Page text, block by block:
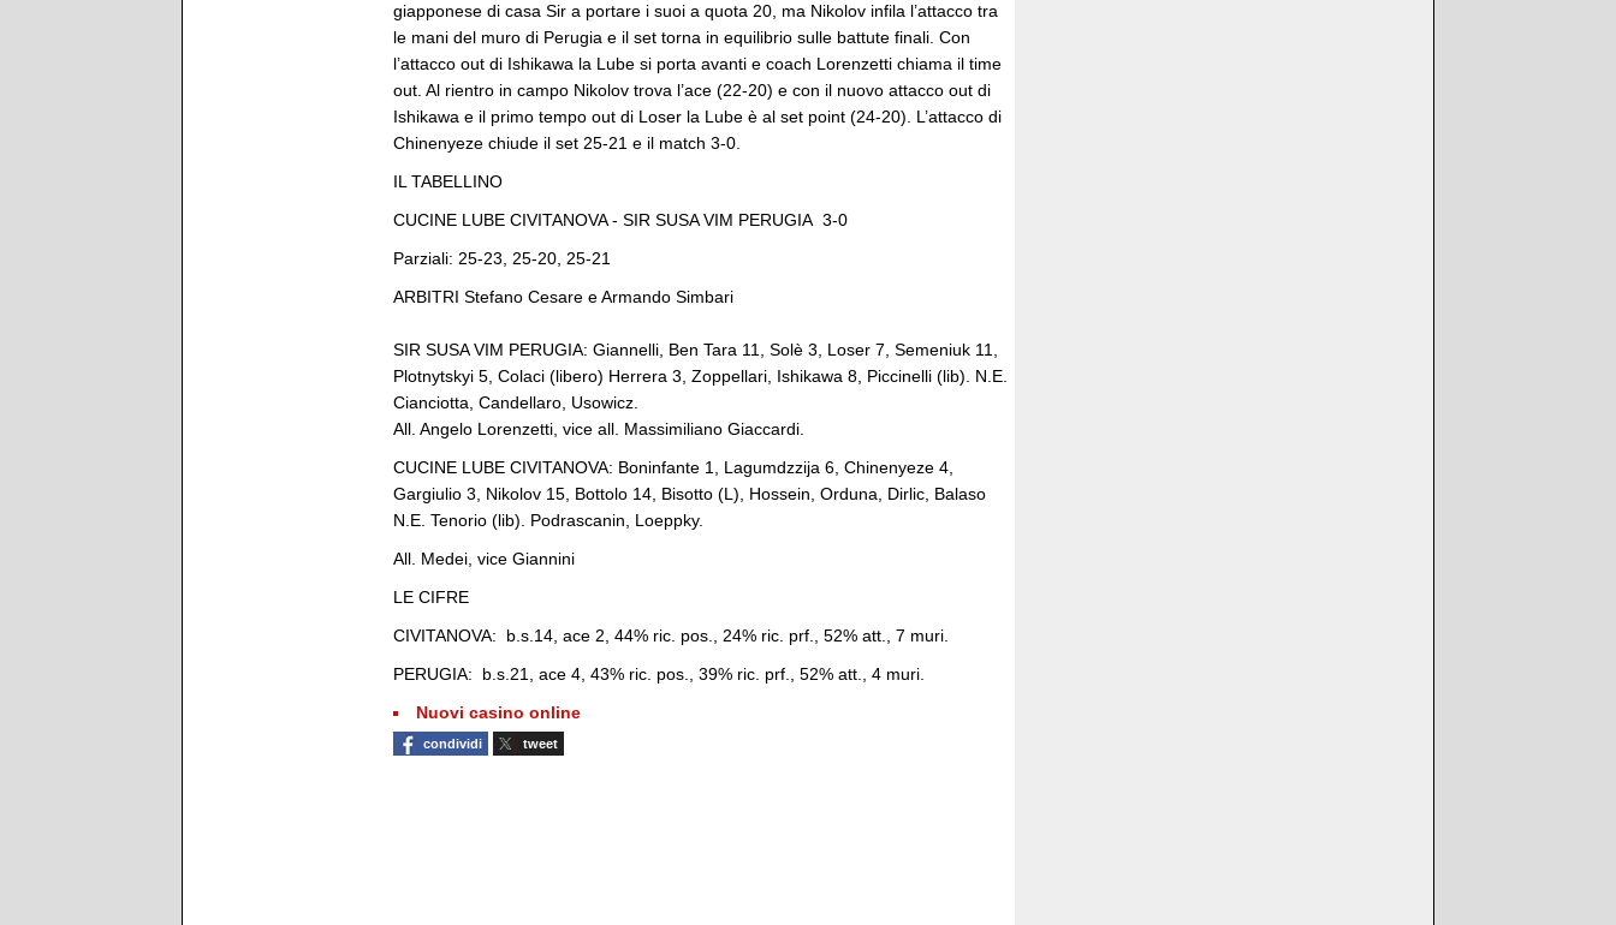
giapponese di casa Sir a portare i suoi a quota 20, ma Nikolov infila l’attacco tra
le mani del muro di Perugia e il set torna in equilibrio sulle battute finali. Con
l’attacco out di Ishikawa la Lube si porta avanti e coach Lorenzetti chiama il time
out. Al rientro in campo Nikolov trova l’ace (22-20) e con il nuovo attacco out di
Ishikawa e il primo tempo out di Loser la Lube è al set point (24-20). L’attacco di
Chinenyeze chiude il set 25-21 e il match 3-0.
IL TABELLINO
CUCINE LUBE CIVITANOVA - SIR SUSA VIM PERUGIA 3-0
Parziali: 25-23, 25-20, 25-21
ARBITRI Stefano Cesare e Armando Simbari
SIR SUSA VIM PERUGIA: Giannelli, Ben Tara 11, Solè 3, Loser 7, Semeniuk 11,
Plotnytskyi 5, Colaci (libero) Herrera 3, Zoppellari, Ishikawa 8, Piccinelli (lib). N.E.
Cianciotta, Candellaro, Usowicz.
All. Angelo Lorenzetti, vice all. Massimiliano Giaccardi.
CUCINE LUBE CIVITANOVA: Boninfante 1, Lagumdzzija 6, Chinenyeze 4,
Gargiulio 3, Nikolov 15, Bottolo 14, Bisotto (L), Hossein, Orduna, Dirlic, Balaso
N.E. Tenorio (lib). Podrascanin, Loeppky.
All. Medei, vice Giannini
LE CIFRE
CIVITANOVA: b.s.14, ace 2, 44% ric. pos., 24% ric. prf., 52% att., 7 muri.
PERUGIA: b.s.21, ace 4, 43% ric. pos., 39% ric. prf., 52% att., 4 muri.
Nuovi casino online
condividi tweet